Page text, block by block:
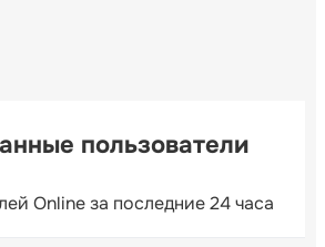
пользователи
Online за последние 24 часа